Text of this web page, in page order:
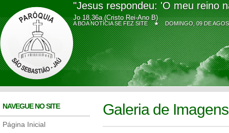
"Jesus respondeu: 'O meu reino
Jo 18,36a (Cristo Rei-Ano B)
A BOA NOTÍCIA SE FEZ SITE ★DOMINGO, 09 DE
NAVEGUE NO SITE
Página Inicial
Galeria de Imagens